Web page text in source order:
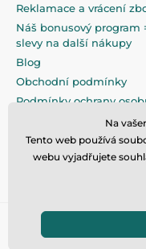
Reklamace a vrácení
Náš bonusový program
slevy na další nákupy
Blog
Obchodní podmínky
Podmínky ochrany
Na pečlivé zabalení
maximální důraz
© 2026
Na
Tento web používá
webu vyjadřujete